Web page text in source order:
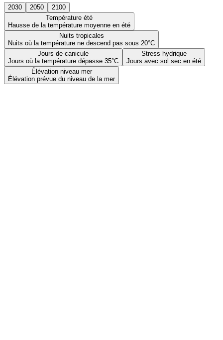
2030 2050
2100
Température été
Hausse de la température moyenne en été
Nuits tropicales
Nuits où la température ne descend pas sous 20°C
Jours de canicule
Jours où la température dépasse 35°C
Stress hydrique
Jours avec sol sec en été
Élévation niveau mer
Élévation prévue du niveau de la mer